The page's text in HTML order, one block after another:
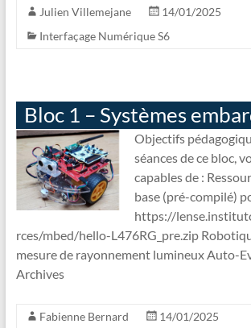
Julien Villemejane
14/01/2025
Interfaçage Numérique S6
Bloc 1 – Systèmes
Objectifs
séances de ce bloc,
capables de :
base (pré-compilé)
https://
rces/mbed/hello-L476RG_pre.zip
mesure de rayonnement lumineux Auto-
Archives
Fabienne Bernard
14/01/2025